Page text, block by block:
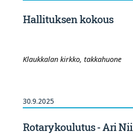
Hallituksen kokous
Klaukkalan kirkko, takkahuone
30.9.2025
Rotarykoulutus - Ari